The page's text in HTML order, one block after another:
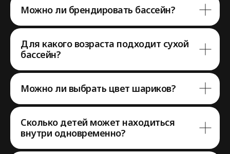
Можно ли брендировать бассейн?
Для какого возраста подходит сухой
бассейн?
Можно ли выбрать цвет шариков?
Сколько детей может находиться
внутри одновременно?